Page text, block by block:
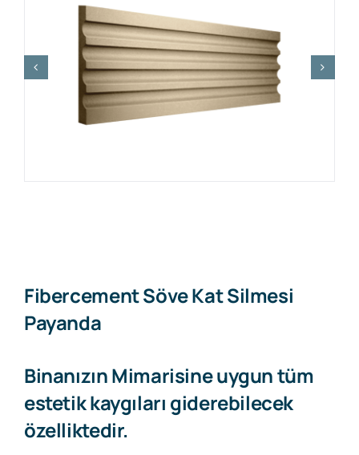
Fibercement Söve Kat Silmesi
Payanda
Binanızın Mimarisine uygun tüm
estetik kaygıları giderebilecek
özelliktedir.